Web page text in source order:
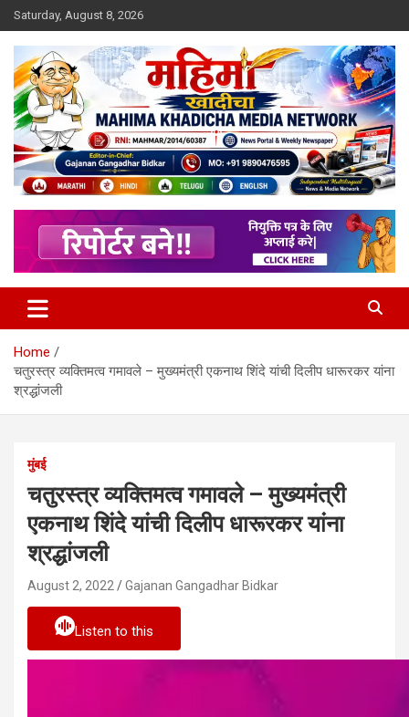
Skip
to
content
Saturday, August 8, 2026
Mahimakhadicha
Home
चतुरस्त्र व्यक्तिमत्व गमावले – मुख्यमंत्री एकनाथ शिंदे यांची दिलीप धारूरकर यांना
श्रद्धांजली
मुंबई
चतुरस्त्र व्यक्तिमत्व गमावले – मुख्यमंत्री
एकनाथ शिंदे यांची दिलीप धारूरकर यांना
श्रद्धांजली
August 2, 2022 Gajanan Gangadhar Bidkar
Listen to this